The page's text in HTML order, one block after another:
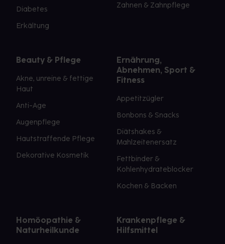
Diabetes
Erkältung
Zahnen & Zahnpflege
Beauty & Pflege
Akne, unreine & fettige
Haut
Anti-Age
Augenpflege
Hautstraffende Pflege
Dekorative Kosmetik
Ernährung,
Abnehmen, Sport &
Fitness
Appetitzügler
Bonbons & Snacks
Diätshakes &
Mahlzeitenersatz
Fettbinder &
Kohlenhydrateblocker
Kochen & Backen
Homöopathie &
Naturheilkunde
Krankenpflege &
Hilfsmittel